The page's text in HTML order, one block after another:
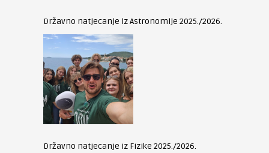
Državno natjecanje iz Astronomije 2025./2026.
Državno natjecanje iz Fizike 2025./2026.